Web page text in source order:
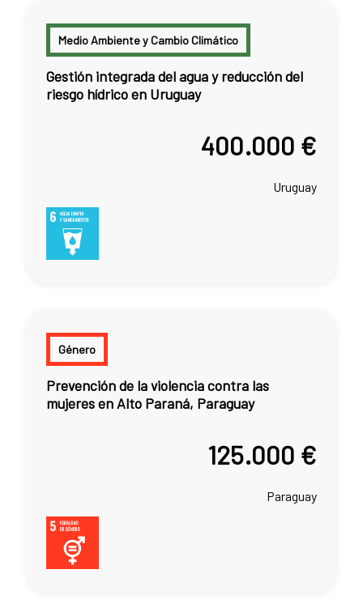
Medio Ambiente y Cambio Climático
Gestión integrada del agua y reducción del
riesgo hídrico en Uruguay
400.000 €
Uruguay
Género
Prevención de la violencia contra las
mujeres en Alto Paraná, Paraguay
125.000 €
Paraguay